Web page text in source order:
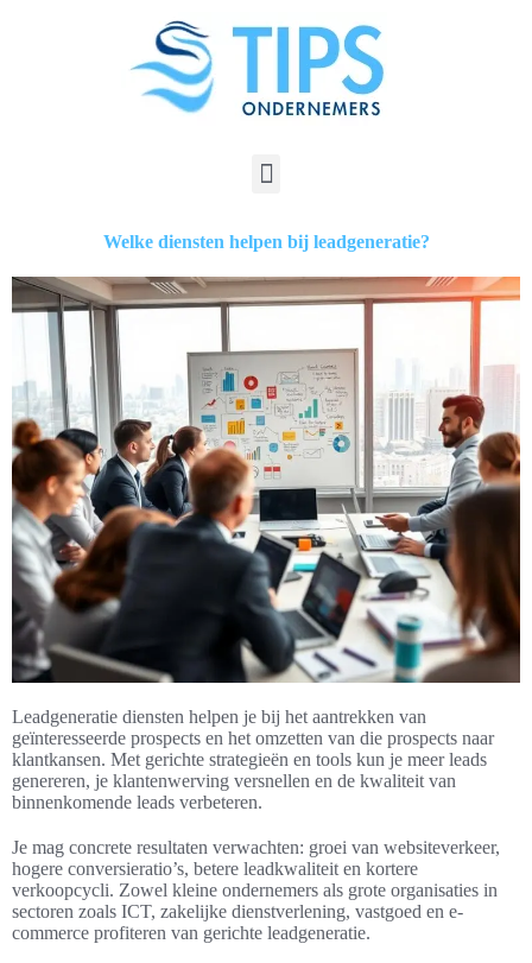
Welke diensten helpen bij leadgeneratie?
Leadgeneratie diensten helpen je bij het aantrekken van
geïnteresseerde prospects en het omzetten van die prospects naar
klantkansen. Met gerichte strategieën en tools kun je meer leads
genereren, je klantenwerving versnellen en de kwaliteit van
binnenkomende leads verbeteren.
Je mag concrete resultaten verwachten: groei van websiteverkeer,
hogere conversieratio’s, betere leadkwaliteit en kortere
verkoopcycli. Zowel kleine ondernemers als grote organisaties in
sectoren zoals ICT, zakelijke dienstverlening, vastgoed en e-
commerce profiteren van gerichte leadgeneratie.